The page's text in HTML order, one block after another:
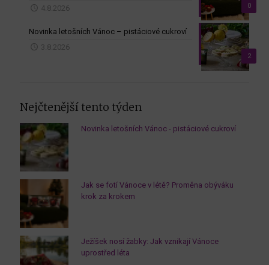
0
4.8.2026
2
Novinka letošních Vánoc – pistáciové cukroví
3.8.2026
Nejčtenější tento týden
Novinka letošních Vánoc - pistáciové cukroví
Jak se fotí Vánoce v létě? Proměna obýváku
krok za krokem
Ježíšek nosí žabky: Jak vznikají Vánoce
uprostřed léta